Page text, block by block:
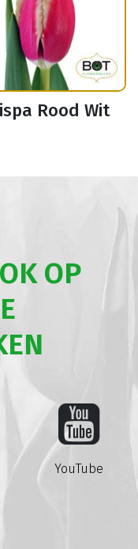
Rood Wit
OP
YouTube